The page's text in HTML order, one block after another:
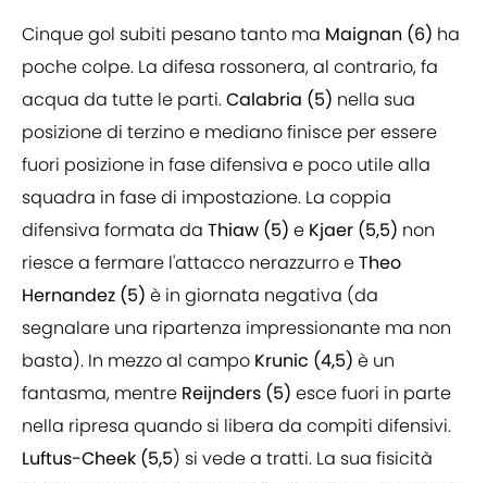
Cinque gol subiti pesano tanto ma Maignan (6) ha
poche colpe. La difesa rossonera, al contrario, fa
acqua da tutte le parti.Calabria (5) nella sua
posizione di terzino e mediano finisce per essere
fuori posizione in fase difensiva e poco utile alla
squadra in fase di impostazione. La coppia
difensiva formata da Thiaw (5) e Kjaer (5,5) non
riesce a fermare l'attacco nerazzurro eTheo
Hernandez (5) è in giornata negativa (da
segnalare una ripartenza impressionante ma non
basta). In mezzo al campo Krunic (4,5) è un
fantasma, mentre Reijnders (5) esce fuori in parte
nella ripresa quando si libera da compiti difensivi.
Luftus-Cheek (5,5) si vede a tratti. La sua fisicità